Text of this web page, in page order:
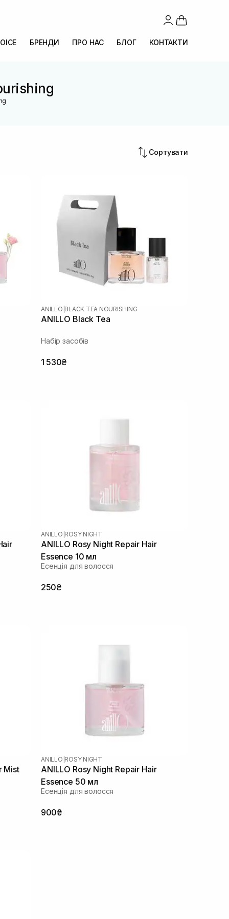
БРЕНДИ ПРО НАС БЛОГ КОНТАКТИ
Сортувати
ANILLO BLACK TEA NOURISHING
ANILLO Black Tea
Набір засобів
1 530₴
ANILLO ROSY NIGHT
ANILLO Rosy Night Repair Hair
Essence 10 мл
Есенція для волосся
250₴
Mist
ANILLO ROSY NIGHT
ANILLO Rosy Night Repair Hair
Essence 50 мл
Есенція для волосся
900₴